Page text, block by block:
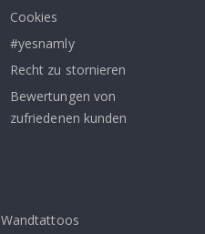
Cookies
#yesnamly
Recht zu stornieren
Bewertungen von
zufriedenen kunden
Wandtattoos